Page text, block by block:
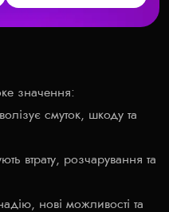
значення:
смуток, шкоду та
втрату, розчарування та
нові можливості та